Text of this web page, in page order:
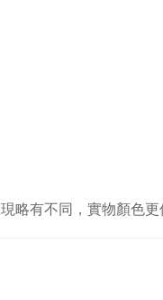
略有不同，實物顏色更